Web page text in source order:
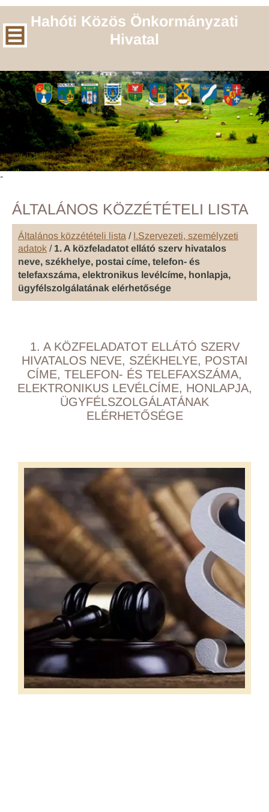
Hahóti Közös Önkormányzati
Hivatal
-
ÁLTALÁNOS KÖZZÉTÉTELI LISTA
Általános közzétételi lista / I.Szervezeti, személyzeti
adatok / 1. A közfeladatot ellátó szerv hivatalos
neve, székhelye, postai címe, telefon- és
telefaxszáma, elektronikus levélcíme, honlapja,
ügyfélszolgálatának elérhetősége
1. A KÖZFELADATOT ELLÁTÓ SZERV
HIVATALOS NEVE, SZÉKHELYE, POSTAI
CÍME, TELEFON- ÉS TELEFAXSZÁMA,
ELEKTRONIKUS LEVÉLCÍME, HONLAPJA,
ÜGYFÉLSZOLGÁLATÁNAK
ELÉRHETŐSÉGE